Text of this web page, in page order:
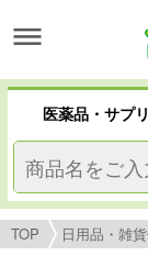
医薬品・サプ
TOP 日用品・雑